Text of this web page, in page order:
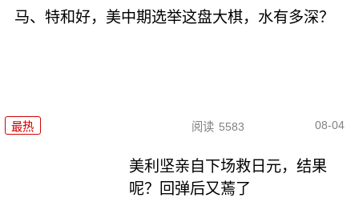
马、特和好，美中期选举这盘大棋，水有多深？
最热 阅读 5583 08-04
美利坚亲自下场救日元，结果
呢？回弹后又蔫了